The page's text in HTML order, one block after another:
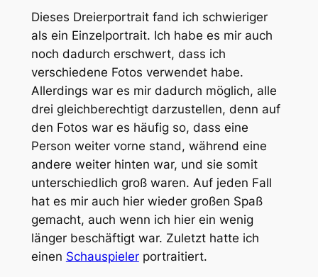
Dieses Dreierportrait fand ich schwieriger
als ein Einzelportrait. Ich habe es mir auch
noch dadurch erschwert, dass ich
verschiedene Fotos verwendet habe.
Allerdings war es mir dadurch möglich, alle
drei gleichberechtigt darzustellen, denn auf
den Fotos war es häufig so, dass eine
Person weiter vorne stand, während eine
andere weiter hinten war, und sie somit
unterschiedlich groß waren. Auf jeden Fall
hat es mir auch hier wieder großen Spaß
gemacht, auch wenn ich hier ein wenig
länger beschäftigt war. Zuletzt hatte ich
einen Schauspielerportraitiert.